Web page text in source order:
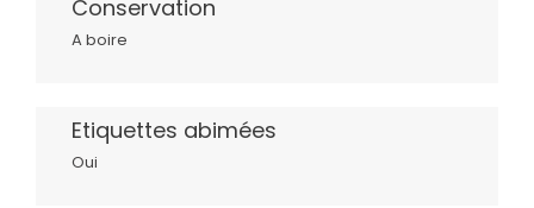
Conservation
A boire
Etiquettes abimées
Oui